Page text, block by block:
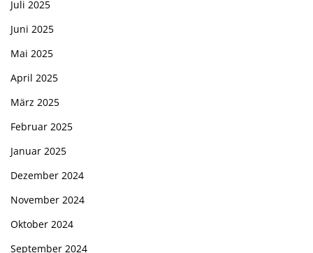
Juli 2025
Juni 2025
Mai 2025
April 2025
März 2025
Februar 2025
Januar 2025
Dezember 2024
November 2024
Oktober 2024
September 2024